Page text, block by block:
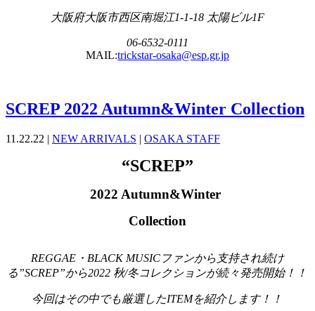
大阪府大阪市西区南堀江1-1-18 太陽ビル1F
06-6532-0111
MAIL:trickstar-osaka@esp.gr.jp
SCREP 2022 Autumn&Winter Collection
11.22.22 | NEW ARRIVALS | OSAKA STAFF
“SCREP”
2022 Autumn&Winter
Collection
REGGAE・BLACK MUSICファンから支持され続け
る”SCREP”から2022 秋/冬コレクションが続々発売開始！！
今回はその中でも厳選したITEMを紹介します！！